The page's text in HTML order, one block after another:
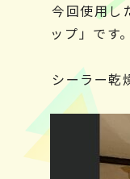
今回使用し
ップ」です。
シーラー乾